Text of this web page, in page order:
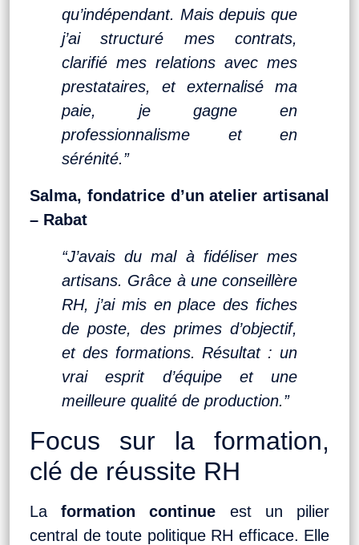
qu’indépendant. Mais depuis que
j’ai structuré mes contrats,
clarifié mes relations avec mes
prestataires, et externalisé ma
paie, je gagne en
professionnalisme et en
sérénité.”
Salma, fondatrice d’un atelier artisanal
– Rabat
“J’avais du mal à fidéliser mes
artisans. Grâce à une conseillère
RH, j’ai mis en place des fiches
de poste, des primes d’objectif,
et des formations. Résultat : un
vrai esprit d’équipe et une
meilleure qualité de production.”
Focus sur la formation,
clé de réussite RH
Laformation continue est un pilier
central de toute politique RH efficace. Elle